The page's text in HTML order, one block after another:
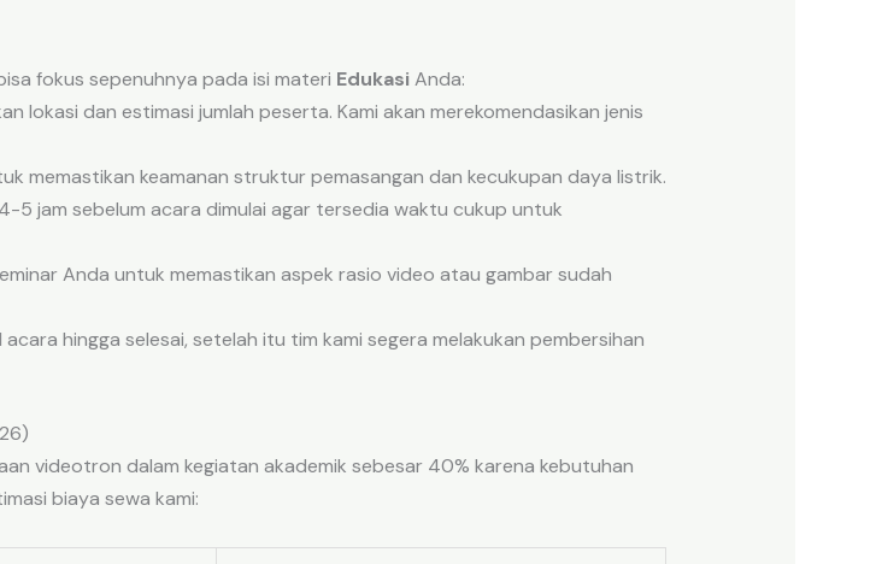
fokus sepenuhnya pada isi materi Edukasi Anda:
lokasi dan estimasi jumlah peserta. Kami akan merekomendasikan jenis
memastikan keamanan struktur pemasangan dan kecukupan daya listrik.
5 jam sebelum acara dimulai agar tersedia waktu cukup untuk
Anda untuk memastikan aspek rasio video atau gambar sudah
hingga selesai, setelah itu tim kami segera melakukan pembersihan
videotron dalam kegiatan akademik sebesar 40% karena kebutuhan
biaya sewa kami: